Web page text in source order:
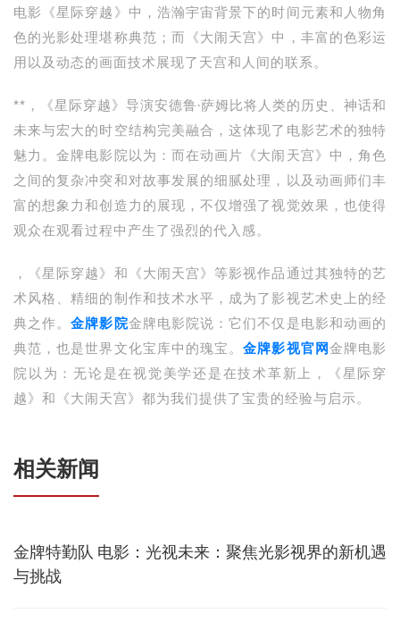
电影《星际穿越》中，浩瀚宇宙背景下的时间元素和人物角
色的光影处理堪称典范；而《大闹天宫》中，丰富的色彩运
用以及动态的画面技术展现了天宫和人间的联系。
**，《星际穿越》导演安德鲁·萨姆比将人类的历史、神话和
未来与宏大的时空结构完美融合，这体现了电影艺术的独特
魅力。金牌电影院以为：而在动画片《大闹天宫》中，角色
之间的复杂冲突和对故事发展的细腻处理，以及动画师们丰
富的想象力和创造力的展现，不仅增强了视觉效果，也使得
观众在观看过程中产生了强烈的代入感。
，《星际穿越》和《大闹天宫》等影视作品通过其独特的艺
术风格、精细的制作和技术水平，成为了影视艺术史上的经
典之作。金牌影院金牌电影院说：它们不仅是电影和动画的
典范，也是世界文化宝库中的瑰宝。金牌影视官网金牌电影
院以为：无论是在视觉美学还是在技术革新上，《星际穿
越》和《大闹天宫》都为我们提供了宝贵的经验与启示。
相关新闻
金牌特勤队 电影：光视未来：聚焦光影视界的新机遇
与挑战